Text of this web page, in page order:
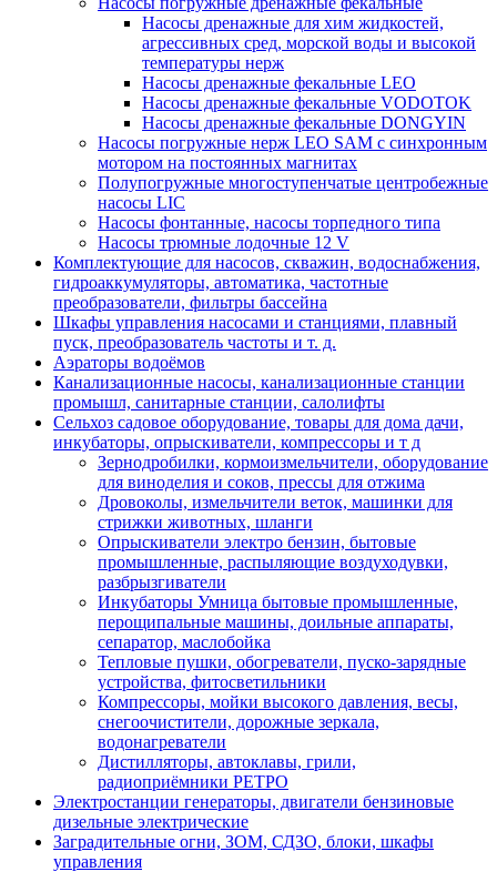
Насосы дренажные для хим жидкостей,
агрессивных сред, морской воды и высокой
температуры нерж
Насосы дренажные фекальные LEO
Насосы дренажные фекальные VODOTOK
Насосы дренажные фекальные DONGYIN
Насосы погружные нерж LEO SAM с синхронным
мотором на постоянных магнитах
Полупогружные многоступенчатые центробежные
насосы LIC
Насосы фонтанные, насосы торпедного типа
Насосы трюмные лодочные 12 V
Комплектующие для насосов, скважин, водоснабжения,
гидроаккумуляторы, автоматика, частотные
преобразователи, фильтры бассейна
Шкафы управления насосами и станциями, плавный
пуск, преобразователь частоты и т. д.
Аэраторы водоёмов
Канализационные насосы, канализационные станции
промышл, санитарные станции, салолифты
Сельхоз садовое оборудование, товары для дома дачи,
инкубаторы, опрыскиватели, компрессоры и т д
Зернодробилки, кормоизмельчители, оборудование
для виноделия и соков, прессы для отжима
Дровоколы, измельчители веток, машинки для
стрижки животных, шланги
Опрыскиватели электро бензин, бытовые
промышленные, распыляющие воздуходувки,
разбрызгиватели
Инкубаторы Умница бытовые промышленные,
перощипальные машины, доильные аппараты,
сепаратор, маслобойка
Тепловые пушки, обогреватели, пуско-зарядные
устройства, фитосветильники
Компрессоры, мойки высокого давления, весы,
снегоочистители, дорожные зеркала,
водонагреватели
Дистилляторы, автоклавы, грили,
радиоприёмники РЕТРО
Электростанции генераторы, двигатели бензиновые
дизельные электрические
Заградительные огни, ЗОМ, СДЗО, блоки, шкафы
управления